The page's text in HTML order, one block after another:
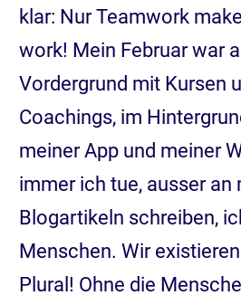
klar: Nur Teamwork
work! Mein Februar war
Vordergrund mit Kursen
Coachings, im
meiner App und meiner
immer ich tue, ausser an
Blogartikeln schreiben,
Menschen. Wir
Plural! Ohne die